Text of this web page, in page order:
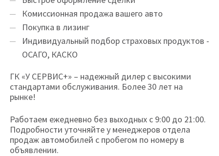
Комиссионная продажа вашего авто
Покупка в лизинг
Индивидуальный подбор страховых продуктов -
ОСАГО, КАСКО
ГК «У СЕРВИС+» – надежный дилер с высокими
стандартами обслуживания. Более 30 лет на
рынке!
Работаем ежедневно без выходных с 9:00 до 21:00.
Подробности уточняйте у менеджеров отдела
продаж автомобилей с пробегом по номеру в
объявлении.